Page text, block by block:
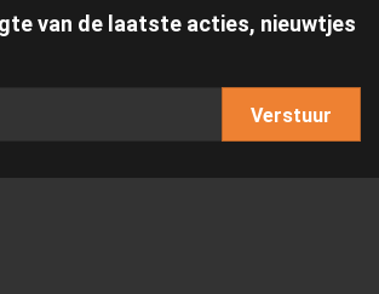
van de laatste acties, nieuwtjes
Verstuur